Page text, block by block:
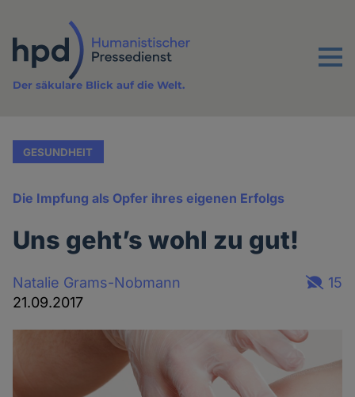
Inhalt
Menu
Der säkulare Blick auf die Welt.
GESUNDHEIT
Die Impfung als Opfer ihres eigenen Erfolgs
Uns geht’s wohl zu gut!
Natalie Grams-Nobmann
21.09.2017
15